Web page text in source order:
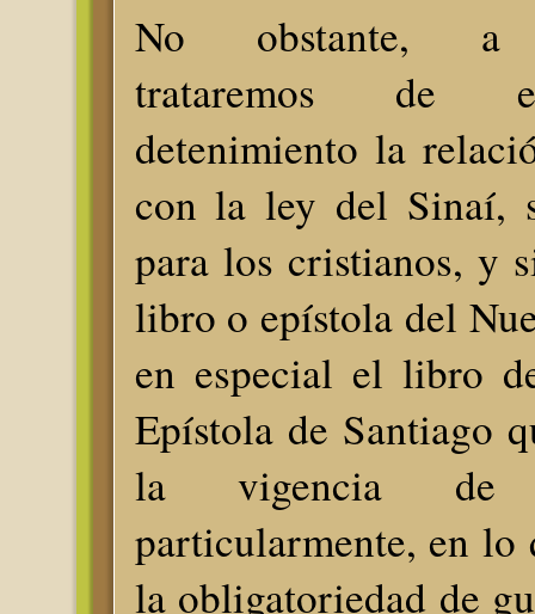
No obstante, a
trataremos de
detenimiento la
con la ley del Sinaí,
para los cristianos, y
libro o epístola del
en especial el libro
Epístola de Santiago
la vigencia de
particularmente, en lo
la obligatoriedad de